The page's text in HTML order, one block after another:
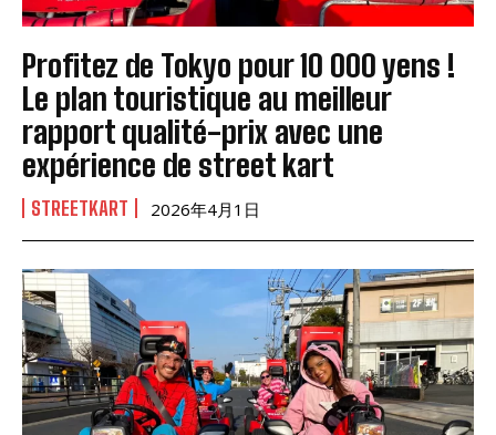
Profitez de Tokyo pour 10 000 yens !
Le plan touristique au meilleur
rapport qualité-prix avec une
expérience de street kart
STREETKART 2026年4月1日